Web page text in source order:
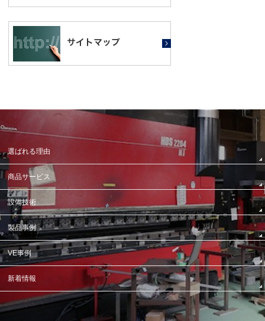
選ばれる理由
商品サービス
設備技術
製品事例
VE事例
新着情報